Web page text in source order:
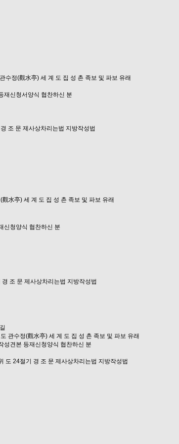
관수정(觀水亭) 세 계 도 집 성 촌 족보 및 파보 유래
재신청서양식 협찬하신 분
경 조 문 제사상차리는법 지방작성법
觀水亭) 세 계 도 집 성 촌 족보 및 파보 유래
신청양식 협찬하신 분
경 조 문 제사상차리는법 지방작성법
관수정(觀水亭) 세 계 도 집 성 촌 족보 및 파보 유래
성견본 등재신청양식 협찬하신 분
도 24절기 경 조 문 제사상차리는법 지방작성법